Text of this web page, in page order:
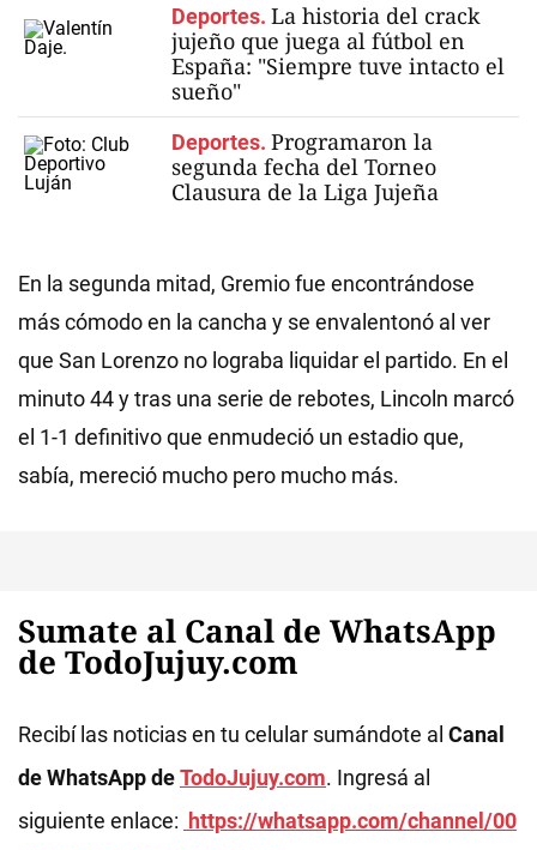
Deportes. La historia del crack
jujeño que juega al fútbol en
España: "Siempre tuve intacto el
sueño"
Deportes. Programaron la
segunda fecha del Torneo
Clausura de la Liga Jujeña
En la segunda mitad, Gremio fue encontrándose
más cómodo en la cancha y se envalentonó al ver
que San Lorenzo no lograba liquidar el partido. En el
minuto 44 y tras una serie de rebotes, Lincoln marcó
el 1-1 definitivo que enmudeció un estadio que,
sabía, mereció mucho pero mucho más.
Sumate al Canal de WhatsApp
de TodoJujuy.com
Recibí las noticias en tu celular sumándote al Canal
de WhatsApp deTodoJujuy.com. Ingresá al
siguiente enlace: https://whatsapp.com/channel/00